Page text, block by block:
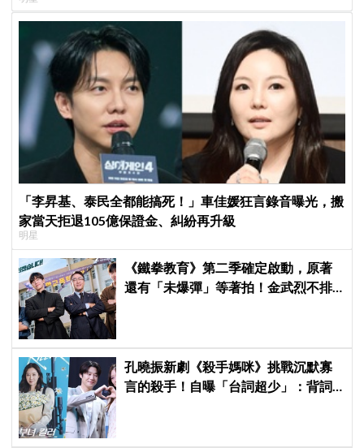
「李昇基、泰民全都能搞死！」車佳媛狂言錄音曝光，搬
家當天拒退105億保證金、糾紛再升級
明星
《鐵拳教育》第二季確定啟動，原著
還有「未爆彈」等著拍！金武烈不排
孔曉振新劇《殺手媽咪》挑戰沉默寡
言的殺手！自曝「台詞超少」：背詞